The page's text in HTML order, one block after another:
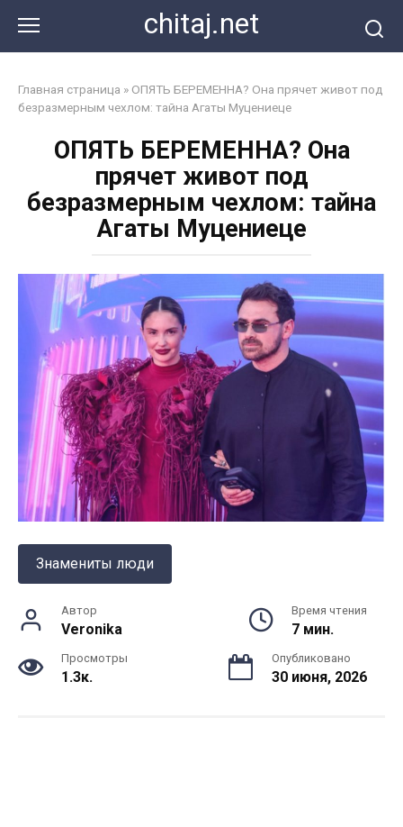
контенту
chitaj.net
Главная страница » ОПЯТЬ БЕРЕМЕННА? Она прячет живот под
безразмерным чехлом: тайна Агаты Муцениеце
ОПЯТЬ БЕРЕМЕННА? Она
прячет живот под
безразмерным чехлом: тайна
Агаты Муцениеце
Знамениты люди
Автор
Veronika
Время чтения
7 мин.
Просмотры
1.3к.
Опубликовано
30 июня, 2026